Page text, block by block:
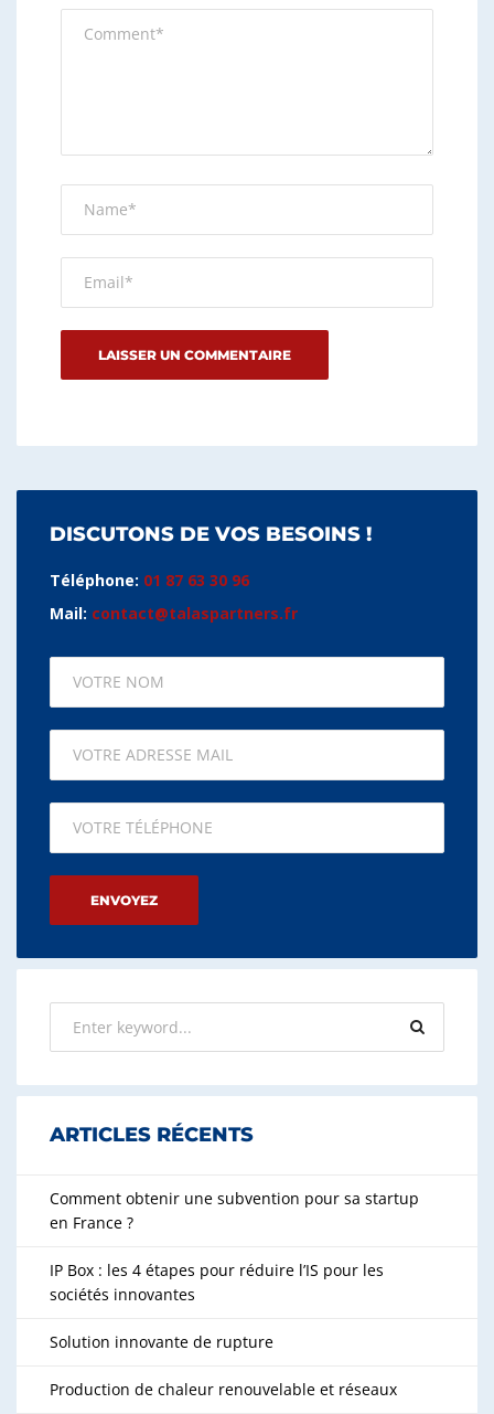
DISCUTONS DE VOS BESOINS !
Téléphone: 01 87 63 30 96
Mail: contact@talaspartners.fr
Please leave this field empty.
ARTICLES RÉCENTS
Comment obtenir une subvention pour sa startup
en France ?
IP Box : les 4 étapes pour réduire l’IS pour les
sociétés innovantes
Solution innovante de rupture
Production de chaleur renouvelable et réseaux